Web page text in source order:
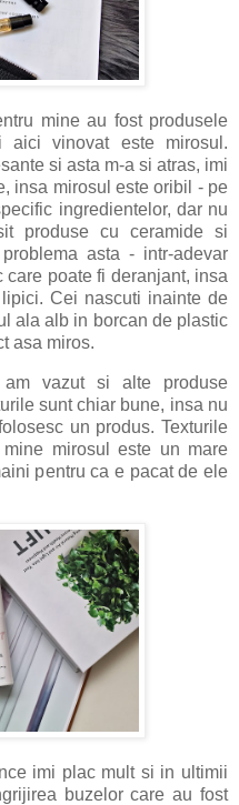
mine au fost produsele
vinovat este mirosul.
si asta m-a si atras, imi
insa mirosul este oribil - pe
ingredientelor, dar nu
produse cu ceramide si
asta - intr-adevar
poate fi deranjant, insa
Cei nascuti inainte de
ala alb in borcan de plastic
asa miros.
vazut si alte produse
sunt chiar bune, insa nu
un produs. Texturile
mirosul este un mare
pentru ca e pacat de ele
imi plac mult si in ultimii
buzelor care au fost